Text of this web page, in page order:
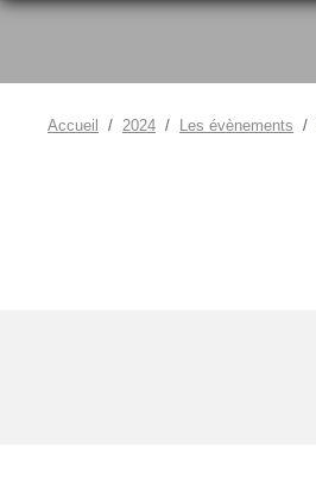
Accueil 2024 Les évènements